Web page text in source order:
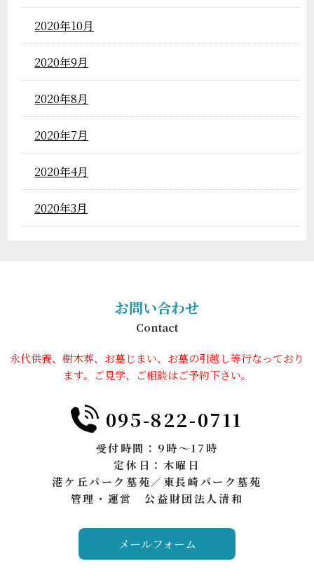
2020年10月
2020年9月
2020年8月
2020年7月
2020年4月
2020年3月
お問い合わせ
Contact
永代供養、樹木葬、お墓じまい、お墓の引越し等行なっており
ます。ご見学、ご相談はご予約下さい。
095-822-0711
受付時間：9時～17時
定休日：木曜日
港ケ丘パーク墓苑／東長崎パーク墓苑
管理・運営 公益財団法人清和
メールフォーム